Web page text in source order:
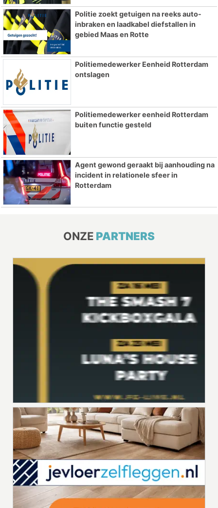
Politie zoekt getuigen na reeks auto-
inbraken en laadkabel diefstallen in
gebied Maas en Rotte
Politiemedewerker Eenheid Rotterdam
ontslagen
Politiemedewerker eenheid Rotterdam
buiten functie gesteld
Agent gewond geraakt bij aanhouding na
incident in relationele sfeer in
Rotterdam
ONZE PARTNERS